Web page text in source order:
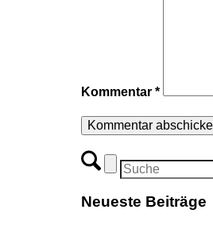
Kommentar *
Neueste Beiträge